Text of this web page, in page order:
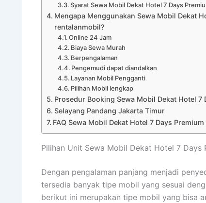
Syarat Sewa Mobil Dekat Hotel 7 Days
Mengapa Menggunakan Sewa Mobil Dekat
rentalanmobil?
Online 24 Jam
Biaya Sewa Murah
Berpengalaman
Pengemudi dapat diandalkan
Layanan Mobil Pengganti
Pilihan Mobil lengkap
Prosedur Booking Sewa Mobil Dekat Hotel 7
Selayang Pandang Jakarta Timur
FAQ Sewa Mobil Dekat Hotel 7 Days
Pilihan Unit Sewa Mobil Dekat Hotel 7 Days
Dengan pengalaman panjang menjadi
tersedia banyak tipe mobil yang sesuai
berikut ini merupakan tipe mobil yang bisa